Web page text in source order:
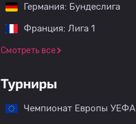
Германия: Бундеслига
Франция: Лига 1
Смотреть все
Турниры
Чемпионат Европы УЕФА